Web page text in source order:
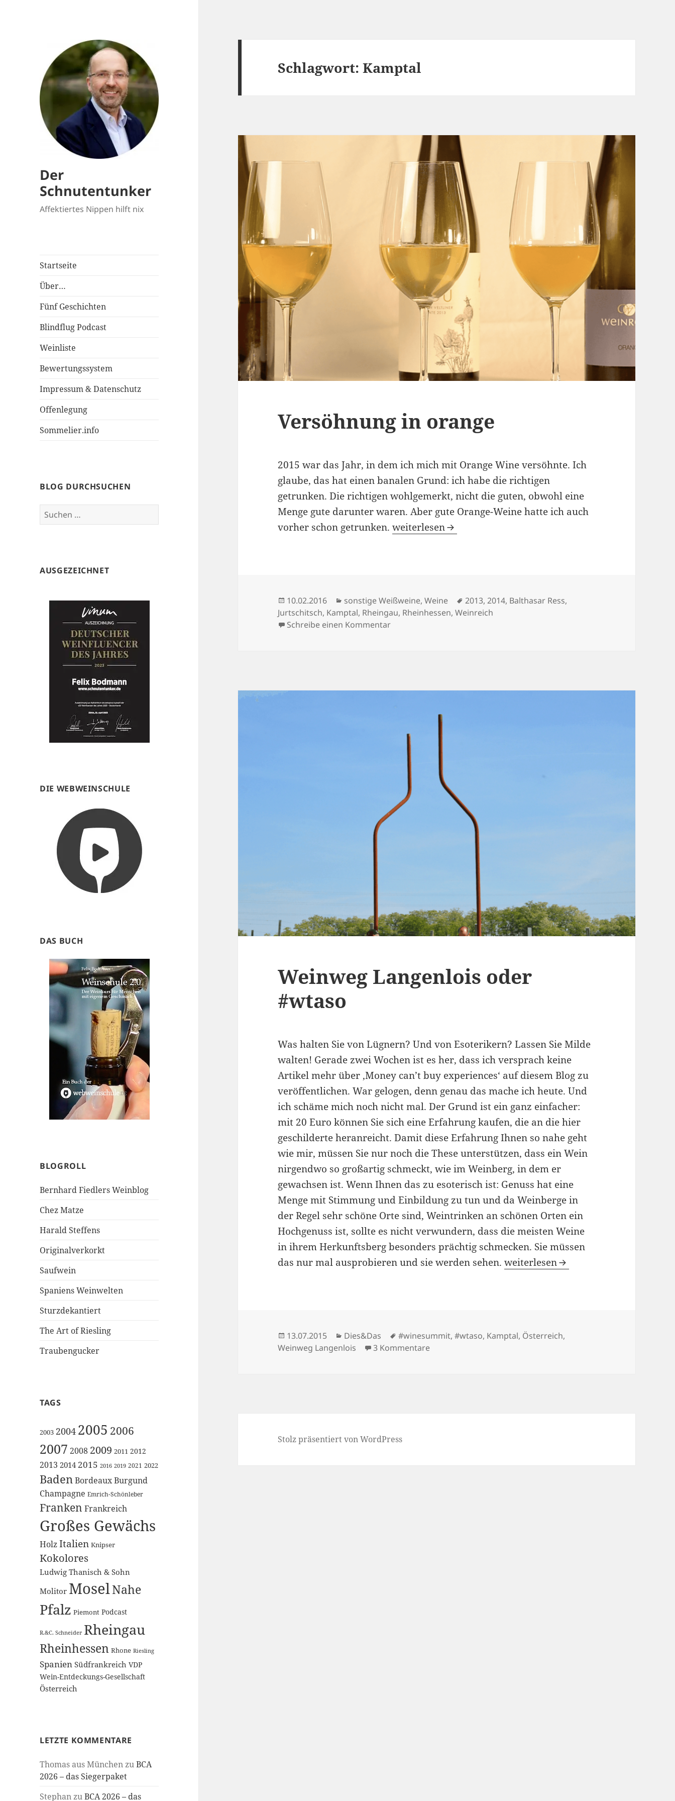
Der
Schnutentunker
Affektiertes Nippen hilft nix
Startseite
Über…
Fünf Geschichten
Blindflug Podcast
Weinliste
Bewertungssystem
Impressum & Datenschutz
Offenlegung
Sommelier.info
BLOG DURCHSUCHEN
Suchen
nach:
AUSGEZEICHNET
DIE WEBWEINSCHULE
DAS BUCH
BLOGROLL
Bernhard Fiedlers Weinblog
Chez Matze
Harald Steffens
Originalverkorkt
Saufwein
Spaniens Weinwelten
Sturzdekantiert
The Art of Riesling
Traubengucker
TAGS
2003 2004 2005 2006
2007 2008 2009 2011 2012
2013 2014 2015 2016 2019 2021 2022
Baden BordeauxBurgund
Champagne Emrich-Schönleber
Franken Frankreich
Großes Gewächs
HolzItalien Knipser
Kokolores
Ludwig Thanisch & Sohn
Molitor MoselNahe
Pfalz Piemont Podcast
R.&C. Schneider Rheingau
Rheinhessen Rhone Riesling
Spanien Südfrankreich VDP
Wein-Entdeckungs-Gesellschaft
Österreich
LETZTE KOMMENTARE
Thomas aus MünchenzuBCA
2026 – das Siegerpaket
StephanzuBCA 2026 – das
Schlagwort:Kamptal
Versöhnung in orange
2015 war das Jahr, in dem ich mich mit Orange Wine versöhnte. Ich
glaube, das hat einen banalen Grund: ich habe die richtigen
getrunken. Die richtigen wohlgemerkt, nicht die guten, obwohl eine
Menge gute darunter waren. Aber gute Orange-Weine hatte ich auch
vorher schon getrunken.Versöhnung in orange
weiterlesen
Veröffentlicht
am
10.02.2016 Kategorien
sonstige Weißweine,Weine Schlagwörter
2013,2014, Balthasar Ress,
Jurtschitsch, Kamptal, Rheingau, Rheinhessen,Weinreich
Schreibe einen Kommentarzu Versöhnung in orange
Weinweg Langenlois oder
#wtaso
Was halten Sie von Lügnern? Und von Esoterikern? Lassen Sie Milde
walten! Gerade zwei Wochen ist es her, dass ich versprach keine
Artikel mehr über ‚Money can’t buy experiences‘ auf diesem Blog zu
veröffentlichen. War gelogen, denn genau das mache ich heute. Und
ich schäme mich noch nicht mal. Der Grund ist ein ganz einfacher:
mit 20 Euro können Sie sich eine Erfahrung kaufen, die an die hier
geschilderte heranreicht. Damit diese Erfahrung Ihnen so nahe geht
wie mir, müssen Sie nur noch die These unterstützen, dass ein Wein
nirgendwo so großartig schmeckt, wie im Weinberg, in dem er
gewachsen ist. Wenn Ihnen das zu esoterisch ist: Genuss hat eine
Menge mit Stimmung und Einbildung zu tun und da Weinberge in
der Regel sehr schöne Orte sind, Weintrinken an schönen Orten ein
Hochgenuss ist, sollte es nicht verwundern, dass die meisten Weine
in ihrem Herkunftsberg besonders prächtig schmecken. Sie müssen
das nur mal ausprobieren und sie werden sehen.Weinweg Langenlois oder #wtaso
weiterlesen
Veröffentlicht
am
13.07.2015 Kategorien
Dies&Das Schlagwörter
#winesummit,#wtaso, Kamptal, Österreich,
Weinweg Langenlois
3 Kommentarezu Weinweg Langenlois oder #wtaso
Stolz präsentiert von WordPress